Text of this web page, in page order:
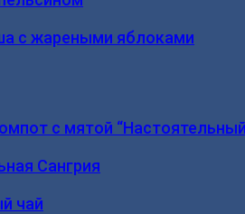
с жареными яблоками
с мятой
Сангрия
чай